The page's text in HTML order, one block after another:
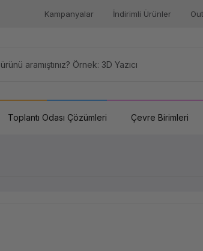
Kampanyalar İndirimli Ürünler
Toplantı Odası Çözümleri Çevre Birimleri